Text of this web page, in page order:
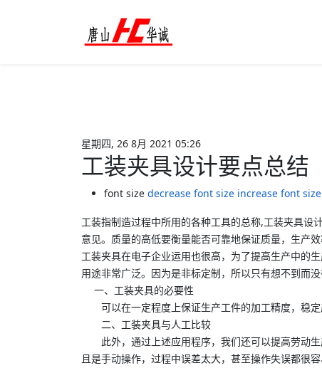
星期四, 26 8月 2021 05:26
工装夹具设计要点总结
font size decrease font size increase font size
工装指制造过程中所用的各种工具的总称,工装夹具设
意见。质量的高低要衡量能否可靠地保证质量，生产
工装夹具在电子企业运用也很高，为了提高生产中的
用途非常广泛。因为是非标定制，所以只有想不到而
一、工装夹具的必要性
可以在一定程度上保证生产工件的加工精度，稳定
二、工装夹具与人工比较
此外，通过上述应用程序，我们还可以提高劳动生
且是手动操作，过程中误差太大，甚至操作失误都很